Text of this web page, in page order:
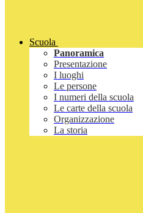
Scuola
Panoramica
Presentazione
I luoghi
Le persone
I numeri della scuola
Le carte della scuola
Organizzazione
La storia